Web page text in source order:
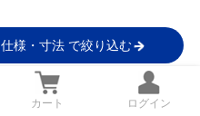
仕様・寸法 で絞り込む
カート ログイン